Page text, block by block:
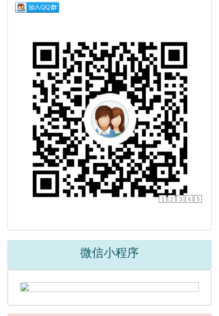
1 2 3 4 5
微信小程序